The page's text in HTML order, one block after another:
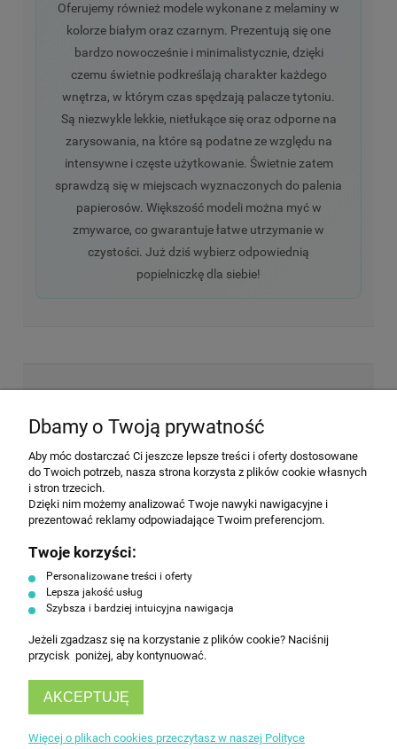
Oferujemy również modele wykonane z melaminy w
kolorze białym oraz czarnym. Prezentują się one
bardzo nowocześnie i minimalistycznie, dzięki
czemu świetnie podkreślają charakter każdego
wnętrza, w którym czas spędzają palacze tytoniu.
Są niezwykle lekkie, nietłukące się oraz odporne na
zarysowania, na które są podatne ze względu na
intensywne i częste użytkowanie. Świetnie zatem
sprawdzą się w miejscach wyznaczonych do palenia
papierosów. Większość modeli można myć w
zmywarce, co gwarantuje łatwe utrzymanie w
czystości. Już dziś wybierz odpowiednią
popielniczkę dla siebie!
Wyrażam zgodę na przesyłanie informacji
handlowej na poniższy adres email. Więcej w
Polityce prywatności.
ZAPISZ SIĘ
Dbamy o Twoją prywatność
Aby móc dostarczać Ci jeszcze lepsze treści i oferty dostosowane
do Twoich potrzeb, nasza strona korzysta z plików cookie własnych
i stron trzecich.
Dzięki nim możemy analizować Twoje nawyki nawigacyjne i
prezentować reklamy odpowiadające Twoim preferencjom.
Twoje korzyści:
Personalizowane treści i oferty
Lepsza jakość usług
Szybsza i bardziej intuicyjna nawigacja
Jeżeli zgadzasz się na korzystanie z plików cookie? Naciśnij
przycisk poniżej, aby kontynuować.
AKCEPTUJĘ
Więcej o plikach cookies przeczytasz w naszej Polityce